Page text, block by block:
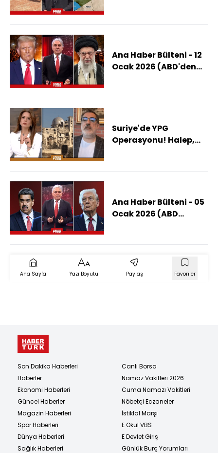
Ana Haber Bülteni - 12
Ocak 2026 (ABD'den
Suriye'de YPG
Operasyonu! Halep,
Ana Haber Bülteni - 05
Ocak 2026 (ABD
Ana Sayfa Yazı Boyutu Paylaş Favoriler
Son Dakika Haberleri
Haberler
Ekonomi Haberleri
Güncel Haberler
Magazin Haberleri
Spor Haberleri
Dünya Haberleri
Sağlık Haberleri
Canlı Borsa
Namaz Vakitleri 2026
Cuma Namazı Vakitleri
Nöbetçi Eczaneler
İstiklal Marşı
E Okul VBS
E Devlet Giriş
Günlük Burç Yorumları